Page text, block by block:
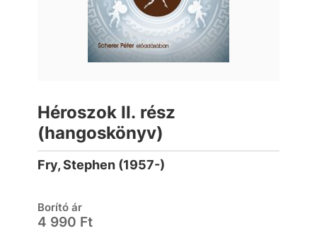
Héroszok II. rész
(hangoskönyv)
Fry, Stephen (1957-)
Borító ár
4 990 Ft